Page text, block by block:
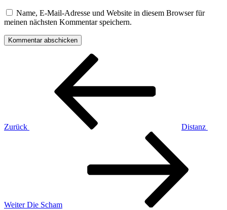
Name, E-Mail-Adresse und Website in diesem Browser für
meinen nächsten Kommentar speichern.
Beitragsnavigation
Zurück
Distanz
Weiter Die Scham